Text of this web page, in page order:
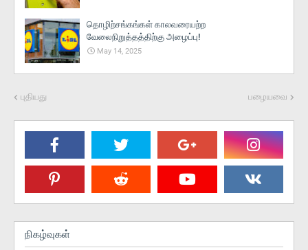
தொழிற்சங்கங்கள் காலவரையற்ற
வேலைநிறுத்தத்திற்கு அழைப்பு!
May 14, 2025
புதியது பழையவை
நிகழ்வுகள்